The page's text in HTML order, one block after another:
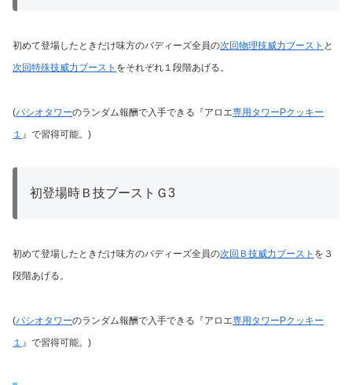
初めて登場したときだけ味方のバディーズ全員の次回物理技威力ブースト と
次回特殊技威力ブースト をそれぞれ１段階あげる。
(パシオタワーのランダム報酬で入手できる『アロエ専用タワーPクッキー
１ 』で習得可能。)
初登場時Ｂ技ブーストＧ3
初めて登場したときだけ味方のバディーズ全員の次回Ｂ技威力ブースト を３
段階あげる。
(パシオタワーのランダム報酬で入手できる『アロエ専用タワーPクッキー
１ 』で習得可能。)